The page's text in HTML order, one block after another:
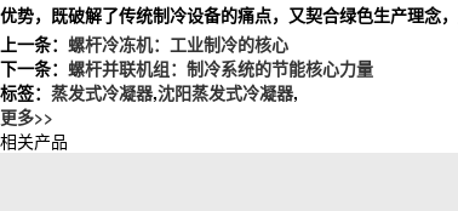
优势，既破解了传统制冷设备的痛点，又契合绿色生产理念
上一条： 螺杆冷冻机：工业制冷的核心
下一条： 螺杆并联机组：制冷系统的节能核心力量
标签： 蒸发式冷凝器,沈阳蒸发式冷凝器,
更多>>
相关产品